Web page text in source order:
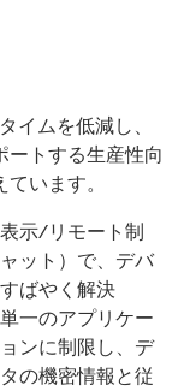
イムを低減し、
ートする生産性向
います。
示/リモート制
ット）で、デバ
ばやく解決
一のアプリケー
ンに制限し、デ
の機密情報と従